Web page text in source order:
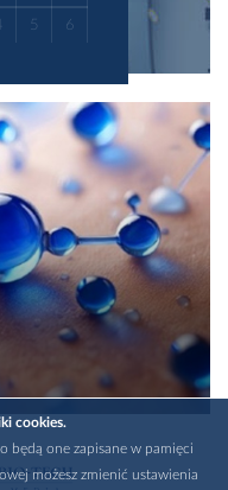
5 6
cookies.
będą one zapisane w pamięci
możesz zmienić ustawienia